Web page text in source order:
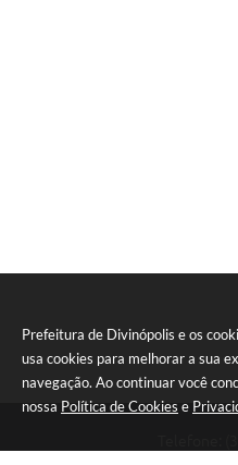
Prefeitura de Divinópolis e os
usa cookies para melhorar a sua
navegação. Ao continuar você
nossa Política de Cookies e